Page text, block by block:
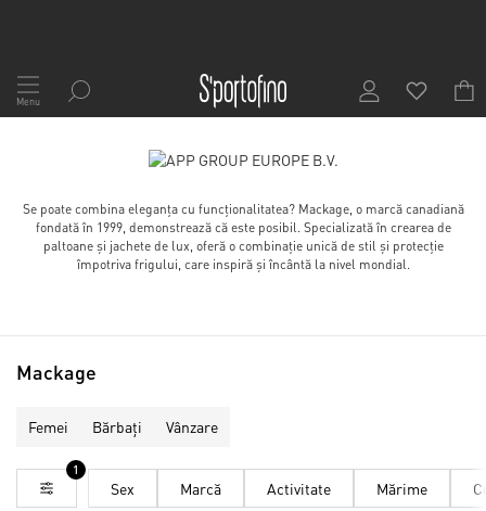
Mergeți
la
Conținut
Menu
Se poate combina eleganța cu funcționalitatea? Mackage, o marcă canadiană
fondată în 1999, demonstrează că este posibil. Specializată în crearea de
paltoane și jachete de lux, oferă o combinație unică de stil și protecție
împotriva frigului, care inspiră și încântă la nivel mondial.
Mackage
Femei Bărbați Vânzare
1
Sex Marcă Activitate Mărime